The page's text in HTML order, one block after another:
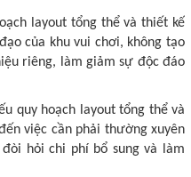
layout tổng thể và thiết kế
của khu vui chơi, không tạo
riêng, làm giảm sự độc đáo
quy hoạch layout tổng thể và
việc cần phải thường xuyên
hỏi chi phí bổ sung và làm